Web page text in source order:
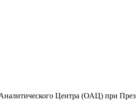
Центра (ОАЦ) при През